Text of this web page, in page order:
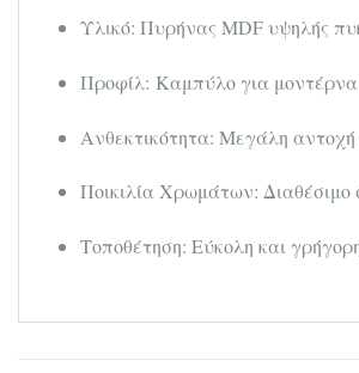
Υλικό: Πυρήνας MDF υψηλής
Προφίλ: Καμπύλο για μοντέρνα
Ανθεκτικότητα: Μεγάλη
Ποικιλία Χρωμάτων:
Τοποθέτηση: Εύκολη και